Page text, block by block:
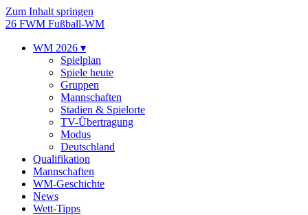
Zum Inhalt springen
26 FWM Fußball-WM
WM 2026 ▾
Spielplan
Spiele heute
Gruppen
Mannschaften
Stadien & Spielorte
TV-Übertragung
Modus
Deutschland
Qualifikation
Mannschaften
WM-Geschichte
News
Wett-Tipps